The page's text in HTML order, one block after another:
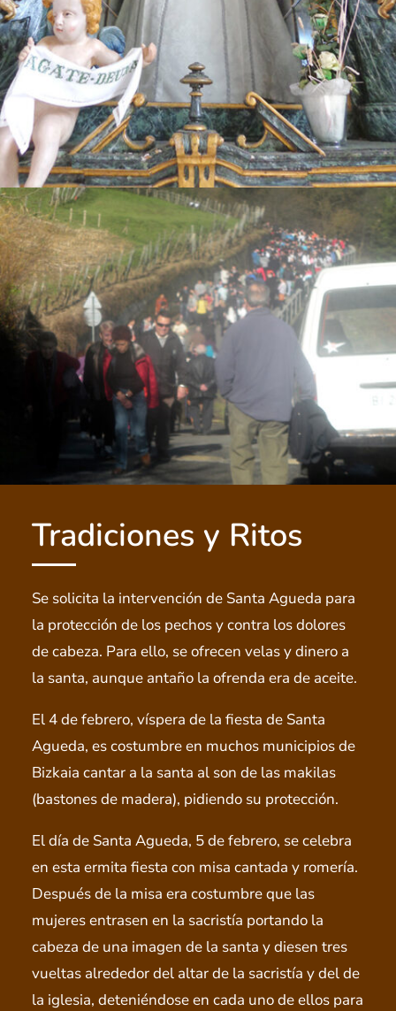
Tradiciones y Ritos
Se solicita la intervención de Santa Agueda para
la protección de los pechos y contra los dolores
de cabeza. Para ello, se ofrecen velas y dinero a
la santa, aunque antaño la ofrenda era de aceite.
El 4 de febrero, víspera de la fiesta de Santa
Agueda, es costumbre en muchos municipios de
Bizkaia cantar a la santa al son de las makilas
(bastones de madera), pidiendo su protección.
El día de Santa Agueda, 5 de febrero, se celebra
en esta ermita fiesta con misa cantada y romería.
Después de la misa era costumbre que las
mujeres entrasen en la sacristía portando la
cabeza de una imagen de la santa y diesen tres
vueltas alrededor del altar de la sacristía y del de
la iglesia, deteniéndose en cada uno de ellos para